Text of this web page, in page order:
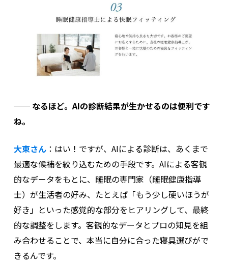
── なるほど。AIの診断結果が生かせるのは便利です
ね。
大東さん： はい！ですが、AIによる診断は、あくまで
最適な候補を絞り込むための手段です。AIによる客観
的なデータをもとに、睡眠の専門家（睡眠健康指導
士）が生活者の好み、たとえば「もう少し硬いほうが
好き」といった感覚的な部分をヒアリングして、最終
的な調整をします。 客観的なデータとプロの知見を組
み合わせることで、本当に自分に合った寝具選びがで
きるんです。